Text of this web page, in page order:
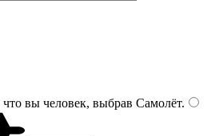
вы человек, выбрав Самолёт.